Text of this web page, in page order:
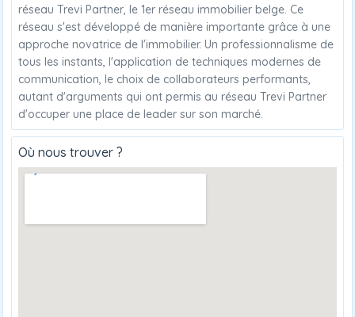
réseau Trevi Partner, le 1er réseau immobilier belge. Ce
réseau s'est développé de manière importante grâce à une
approche novatrice de l'immobilier. Un professionnalisme de
tous les instants, l'application de techniques modernes de
communication, le choix de collaborateurs performants,
autant d'arguments qui ont permis au réseau Trevi Partner
d'occuper une place de leader sur son marché.
Où nous trouver ?